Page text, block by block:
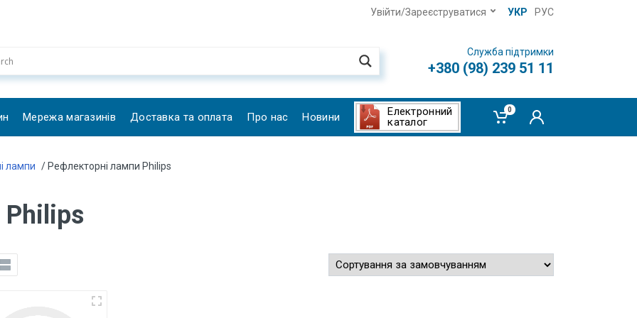
Увійти/Зареєструватися УКР РУС
Служба підтримки
+380 (98) 239 51 11
Мережа магазинів Доставка та оплата Про нас Новини
Електронний
каталог
0
лампи / Рефлекторні лампи Philips
Philips